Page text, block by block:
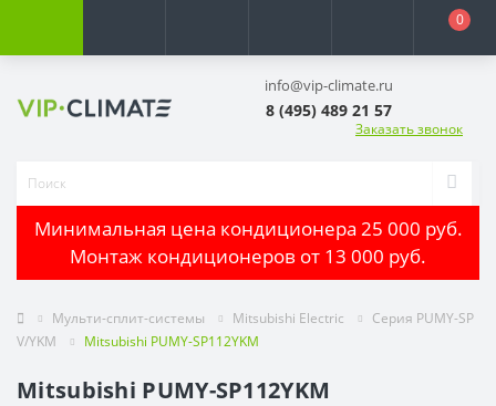
0
info@vip-climate.ru
8 (495) 489 21 57
Заказать звонок
Минимальная цена кондиционера 25 000 руб.
Монтаж кондиционеров от 13 000 руб.
Мульти-сплит-системы Mitsubishi Electric
Серия PUMY-SP
V/YKM
Mitsubishi PUMY-SP112YKM
Mitsubishi PUMY-SP112YKM